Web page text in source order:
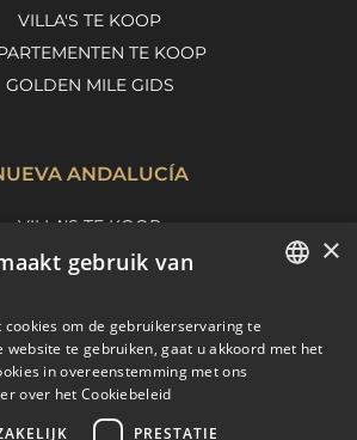
VILLA'S TE KOOP
TE KOOP
GOLDEN MILE GIDS
ANDALUCÍA
VILLA'S TE KOOP
TE KOOP
MARBELLA EAST
VILLA'S TE KOOP
SPANISH
×
gebruik van
om de gebruikerservaring te
website te gebruiken, gaat u akkoord met het
in overeenstemming met ons
over het Cookiebeleid
PRESTATIE